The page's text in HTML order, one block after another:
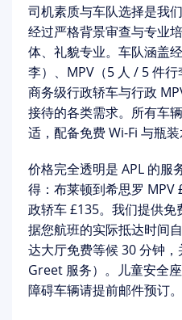
司机素质与车队选择是我
经过严格背景审查与专业
体、礼貌专业。车队涵盖
李）、MPV（5 人 / 5 件
商务级行政轿车与行政
接待的各类需求。所有车
适，配备免费 Wi-Fi 与瓶装
价格完全透明是 APL 的服
得：布莱顿到希思罗 MPV
政轿车 £135。我们提供免
据您航班的实际抵达时间
达大厅免费等候 30 分钟
Greet 服务）。儿童安全
障碍车辆请提前邮件预订。